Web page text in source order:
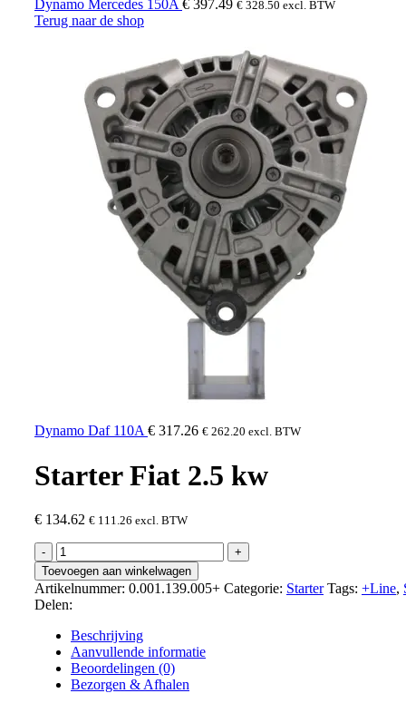
Dynamo Mercedes 150A € 397.49 € 328.50 excl. BTW
Terug naar de shop
Dynamo Daf 110A € 317.26 € 262.20 excl. BTW
Starter Fiat 2.5 kw
€ 134.62 € 111.26 excl. BTW
Toevoegen aan winkelwagen
Artikelnummer: 0.001.139.005+ Categorie: Starter Tags: +Line,
Delen:
Beschrijving
Aanvullende informatie
Beoordelingen (0)
Bezorgen & Afhalen